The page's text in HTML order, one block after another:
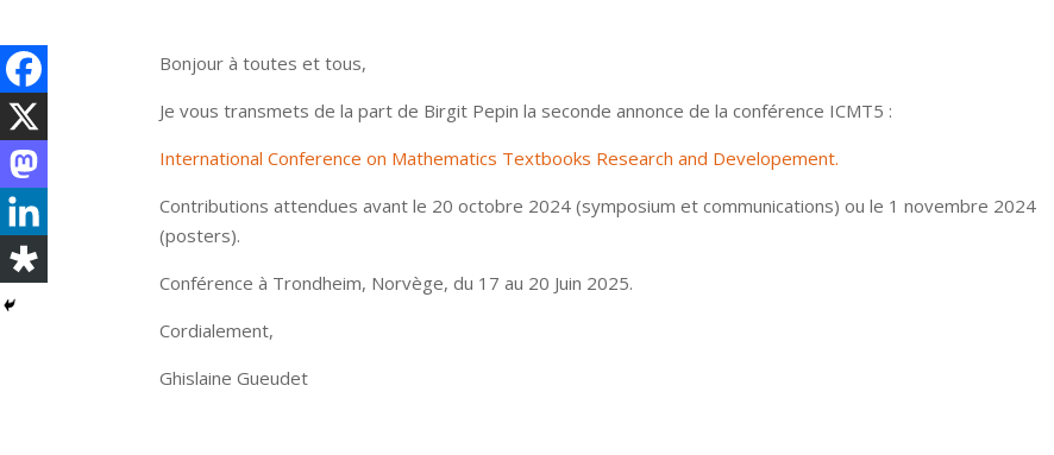
Bonjour à toutes et tous,
Je vous transmets de la part de Birgit Pepin la seconde annonce de la conférence ICMT5 :
International Conference on Mathematics Textbooks Research and Developement.
Contributions attendues avant le 20 octobre 2024 (symposium et communications) ou le 1 novembre 2024
(posters).
Conférence à Trondheim, Norvège, du 17 au 20 Juin 2025.
Cordialement,
Ghislaine Gueudet